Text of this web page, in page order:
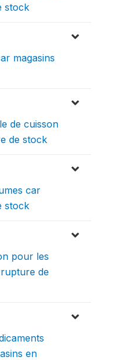
stock
magasins
de cuisson
de stock
car
stock
pour les
de
en